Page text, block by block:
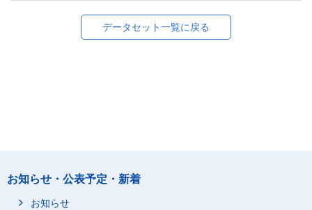
データセット一覧に戻る
お知らせ・公表予定・新着
お知らせ